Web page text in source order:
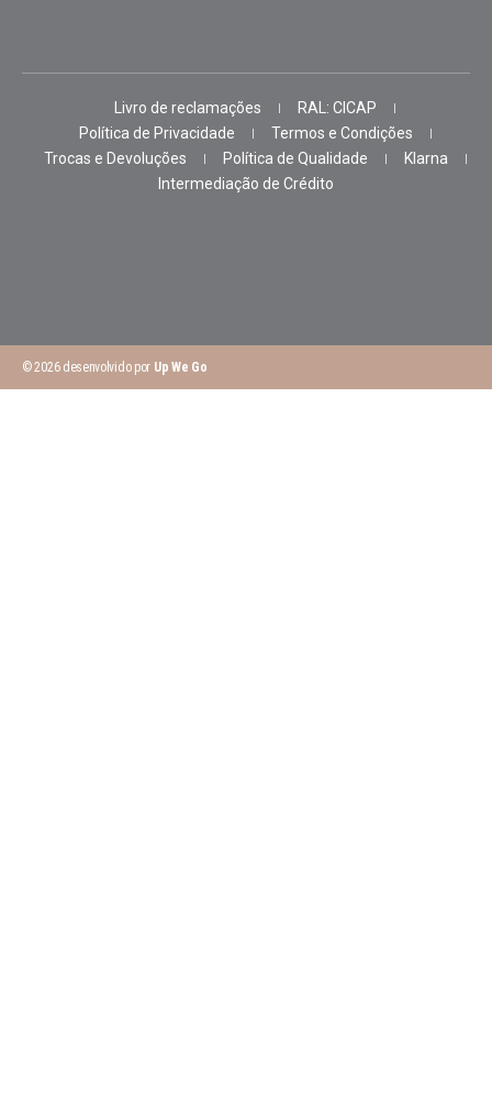
Livro de reclamações
RAL: CICAP
Política de Privacidade
Termos e Condições
Trocas e Devoluções
Política de Qualidade
Klarna
Intermediação de Crédito
© 2026 desenvolvido por Up We Go